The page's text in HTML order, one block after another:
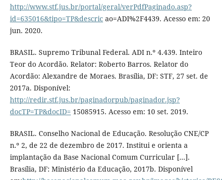
http://www.stf.jus.br/portal/geral/verPdfPaginado.asp?
id=635016&tipo=TP&descricao=ADI%2F4439. Acesso em: 20
jun. 2020.
BRASIL. Supremo Tribunal Federal. ADI n.º 4.439. Inteiro
Teor do Acordão. Relator: Roberto Barros. Relator do
Acordão: Alexandre de Moraes. Brasília, DF: STF, 27 set. de
2017a. Disponível:
http://redir.stf.jus.br/paginadorpub/paginador.jsp?
docTP=TP&docID= 15085915. Acesso em: 10 set. 2019.
BRASIL. Conselho Nacional de Educação. Resolução CNE/CP
n.º 2, de 22 de dezembro de 2017. Institui e orienta a
implantação da Base Nacional Comum Curricular [...].
Brasília, DF: Ministério da Educação, 2017b. Disponível